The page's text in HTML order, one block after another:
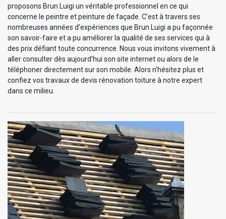
proposons Brun Luigi un véritable professionnel en ce qui
concerne le peintre et peinture de façade. C’est à travers ses
nombreuses années d’expériences que Brun Luigi a pu façonnée
son savoir-faire et a pu améliorer la qualité de ses services qui à
des prix défiant toute concurrence. Nous vous invitons vivement à
aller consulter dès aujourd’hui son site internet ou alors de le
téléphoner directement sur son mobile. Alors n’hésitez plus et
confiez vos travaux de devis rénovation toiture à notre expert
dans ce milieu.